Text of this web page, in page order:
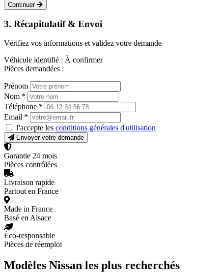
Continuer
3. Récapitulatif & Envoi
Vérifiez vos informations et validez votre demande
Véhicule identifié : À confirmer
Pièces demandées :
Prénom
Nom *
Téléphone *
Email *
J'accepte les conditions générales d'utilisation
Envoyer votre demande
Garantie 24 mois
Pièces contrôlées
Livraison rapide
Partout en France
Made in France
Basé en Alsace
Éco-responsable
Pièces de réemploi
Modèles Nissan les plus recherchés